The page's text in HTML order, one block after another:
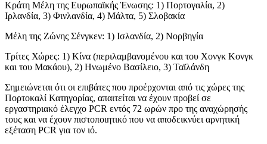
Κράτη Μέλη της Ευρωπαϊκής Ένωσης: 1) Πορτογαλία, 2)
Ιρλανδία, 3) Φινλανδία, 4) Μάλτα, 5) Σλοβακία
Μέλη της Ζώνης Σένγκεν: 1) Ισλανδία, 2) Νορβηγία
Τρίτες Χώρες: 1) Κίνα (περιλαμβανομένου και του Χονγκ Κονγκ
και του Μακάου), 2) Ηνωμένο Βασίλειο, 3) Ταϊλάνδη
Σημειώνεται ότι οι επιβάτες που προέρχονται από τις χώρες της
Πορτοκαλί Κατηγορίας, απαιτείται να έχουν προβεί σε
εργαστηριακό έλεγχο PCR εντός 72 ωρών προ της αναχώρησής
τους και να έχουν πιστοποιητικό που να αποδεικνύει αρνητική
εξέταση PCR για τον ιό.